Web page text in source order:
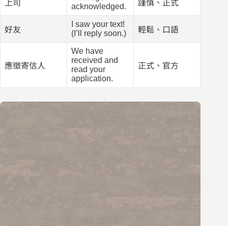
上司
acknowledged.
謹慎、正式
好友
I saw your text!
(I’ll reply soon.)
輕鬆、口語
應徵寄信人
We have
received and
read your
application.
正式、官方